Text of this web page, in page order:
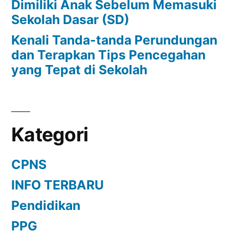
Dimiliki Anak Sebelum Memasuki
Sekolah Dasar (SD)
Kenali Tanda-tanda Perundungan
dan Terapkan Tips Pencegahan
yang Tepat di Sekolah
Kategori
CPNS
INFO TERBARU
Pendidikan
PPG